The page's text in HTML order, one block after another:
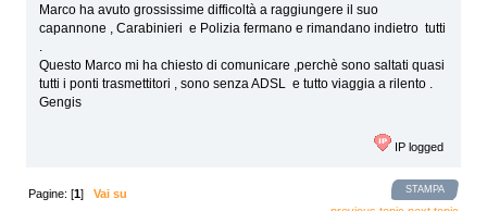
Marco ha avuto grossissime difficoltà a raggiungere il suo
capannone , Carabinieri e Polizia fermano e rimandano indietro tutti
Questo Marco mi ha chiesto di comunicare ,perchè sono saltati quasi
tutti i ponti trasmettitori , sono senza ADSL e tutto viaggia a rilento .
Gengis
IP logged
STAMPA
Pagine: [1]Vai su